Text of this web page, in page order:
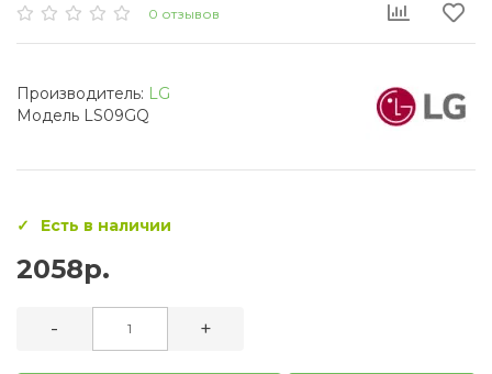
0 отзывов
Производитель: LG
Модель LS09GQ
Есть в наличии
2058р.
- +